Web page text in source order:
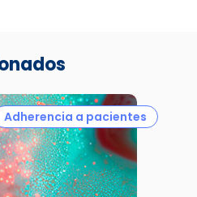
Adherencia a pacientes